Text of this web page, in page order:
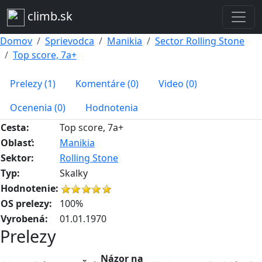
climb.sk
Domov Sprievodca Manikia
Sector Rolling Stone
Top score, 7a+
Prelezy (1) Komentáre (0)
Video (0)
Ocenenia (0)
Hodnotenia
Cesta:
Top score, 7a+
Oblasť:
Manikia
Sektor:
Rolling Stone
Typ:
Skalky
Hodnotenie:
OS prelezy:
100%
Vyrobená:
01.01.1970
Prelezy
Názor na